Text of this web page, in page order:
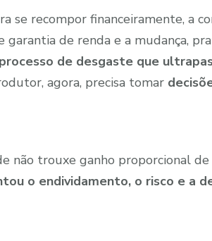
se recompor financeiramente, a
de renda e a mudança,
de desgaste que
agora, precisa tomar
não trouxe ganho proporcional de
o endividamento, o risco e a